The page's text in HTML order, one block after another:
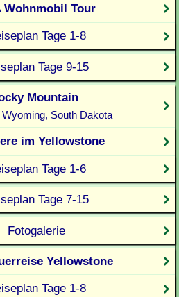
Wohnmobil Tour
Tage 1-8
Tage 9-15
Mountain
South Dakota
im Yellowstone
Tage 1-6
Tage 7-15
Fotogalerie
Yellowstone
Tage 1-8